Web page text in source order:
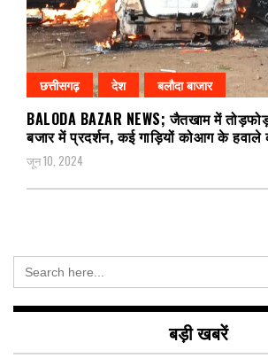
छत्तीसगढ़ देश बलौदा बाजार
BALODA BAZAR NEWS; जैतखाम में
बजार में प्रदर्शन, कई गाड़ियों कोआग के हवाले
जून 10, 2024
Search
for:
बड़ी खबरें